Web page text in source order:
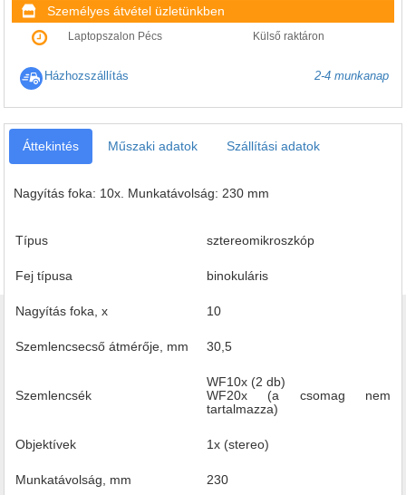
Személyes átvétel üzletünkben
Laptopszalon Pécs Külső raktáron
Házhozszállítás 2-4 munkanap
Áttekintés Műszaki adatok Szállítási adatok
Nagyítás foka: 10х. Munkatávolság: 230 mm
Típus sztereomikroszkóp
Fej típusa binokuláris
Nagyítás foka, x 10
Szemlencsecső átmérője, mm 30,5
Szemlencsék
WF10x (2 db)
WF20x (a csomag nem
tartalmazza)
Objektívek 1x (stereo)
Munkatávolság, mm 230